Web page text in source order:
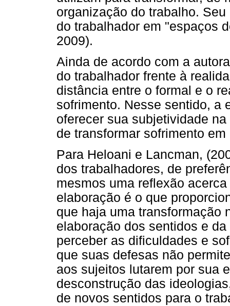
organização do trabalho.
do trabalhador em "espaços
2009).
Ainda de acordo com a
do trabalhador frente à
distância entre o formal e o
sofrimento. Nesse sentido, a
oferecer sua subjetividade
de transformar sofrimento
Para Heloani e Lancman,
dos trabalhadores, de
mesmos uma reflexão
elaboração é o que
que haja uma transformação
elaboração dos sentidos e
perceber as dificuldades e
que suas defesas não
aos sujeitos lutarem por sua
desconstrução das
de novos sentidos para o